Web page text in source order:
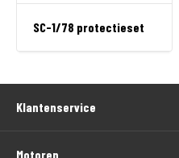
SC-1/78 protectieset
Klantenservice
Motoren